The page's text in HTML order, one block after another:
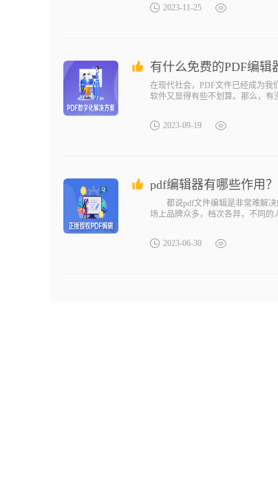
2023-11-25
有什么免费的PDF编辑
在现代社会，PDF文件已经成为我
软件又显得有些不划算。那么，有
2023-09-19
pdf编辑器有哪些作用
都说pdf文件编辑是非常难解决
场上品牌众多，档次各异，不同的
2023-06-30